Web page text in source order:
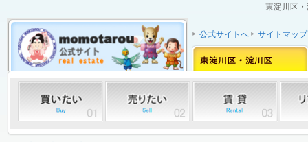
東淀川区
公式サイトへ サイトマップ